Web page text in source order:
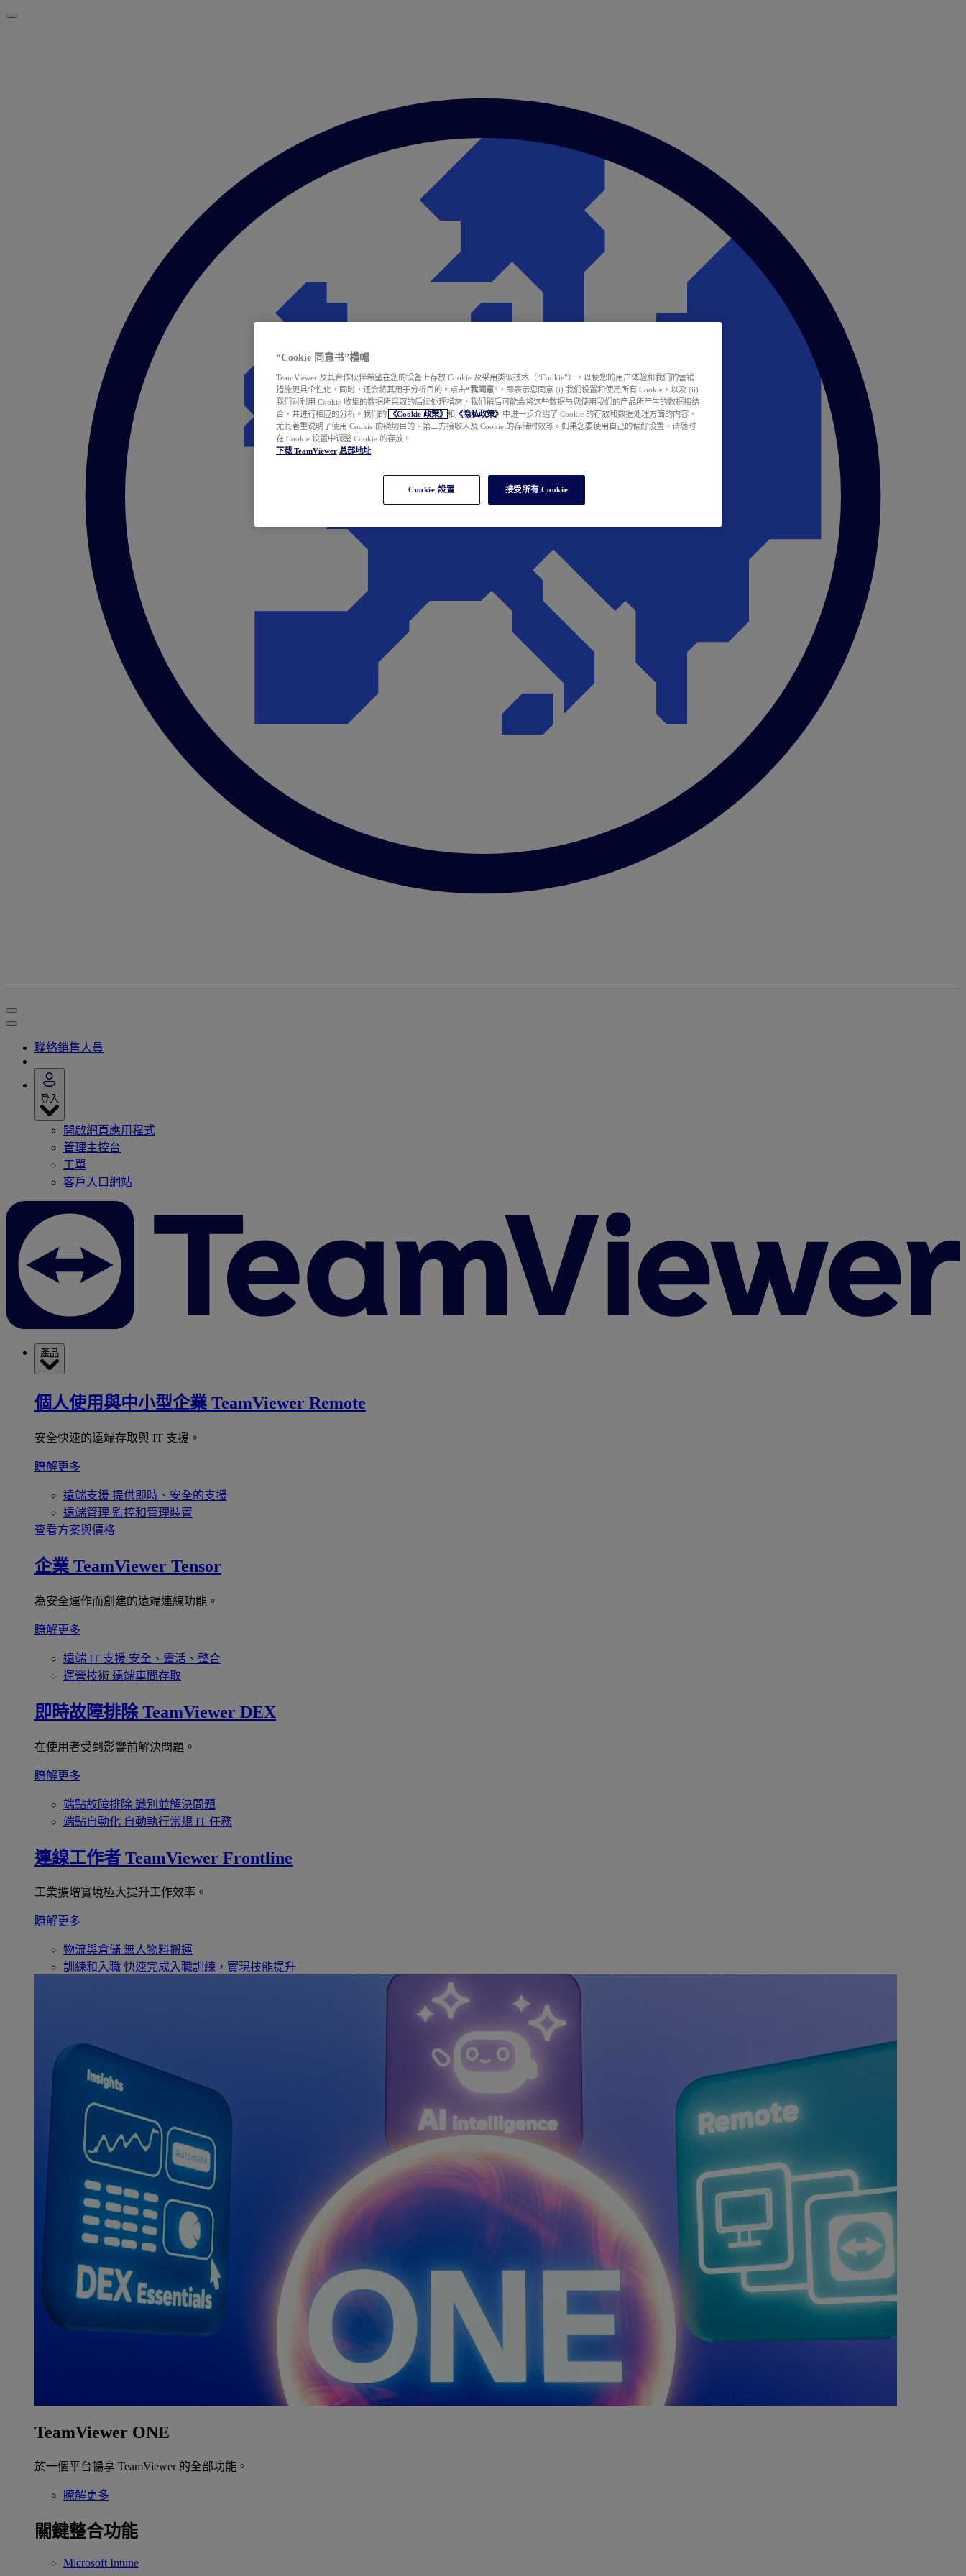
聯絡銷售人員
登入
開啟網頁應用程式
管理主控台
工單
客戶入口網站
產品
個人使用與中小型企業 TeamViewer Remote
安全快速的遠端存取與 IT 支援。
瞭解更多
遠端支援 提供即時、安全的支援
遠端管理 監控和管理裝置
查看方案與價格
企業 TeamViewer Tensor
為安全運作而創建的遠端連線功能。
瞭解更多
遠端 IT 支援 安全、靈活、整合
運營技術 遠端車間存取
即時故障排除 TeamViewer DEX
在使用者受到影響前解決問題。
瞭解更多
端點故障排除 識別並解決問題
端點自動化 自動執行常規 IT 任務
連線工作者 TeamViewer Frontline
工業擴增實境極大提升工作效率。
瞭解更多
物流與倉儲 無人物料搬運
訓練和入職 快速完成入職訓練，實現技能提升
TeamViewer ONE
於一個平台暢享 TeamViewer 的全部功能。
瞭解更多
關鍵整合功能
Microsoft Intune
“Cookie 同意书”横幅
TeamViewer 及其合作伙伴希望在您的设备上存放 Cookie 及采用类似技术（“Cookie”），以使您的用户体验和我们的营销
措施更具个性化，同时，还会将其用于分析目的。点击“我同意” ，即表示您同意 (i) 我们设置和使用所有 Cookie，以及 (ii)
我们对利用 Cookie 收集的数据所采取的后续处理措施，我们稍后可能会将这些数据与您使用我们的产品所产生的数据相结
合，并进行相应的分析。我们的
《Cookie 政策》 和 《隐私政策》 中进一步介绍了 Cookie 的存放和数据处理方面的内容，
尤其着重说明了使用 Cookie 的确切目的、第三方接收人及 Cookie 的存储时效等。如果您要使用自己的偏好设置，请随时
在 Cookie 设置中调整 Cookie 的存放。
下载 TeamViewer 总部地址
Cookie 設置 接受所有 Cookie